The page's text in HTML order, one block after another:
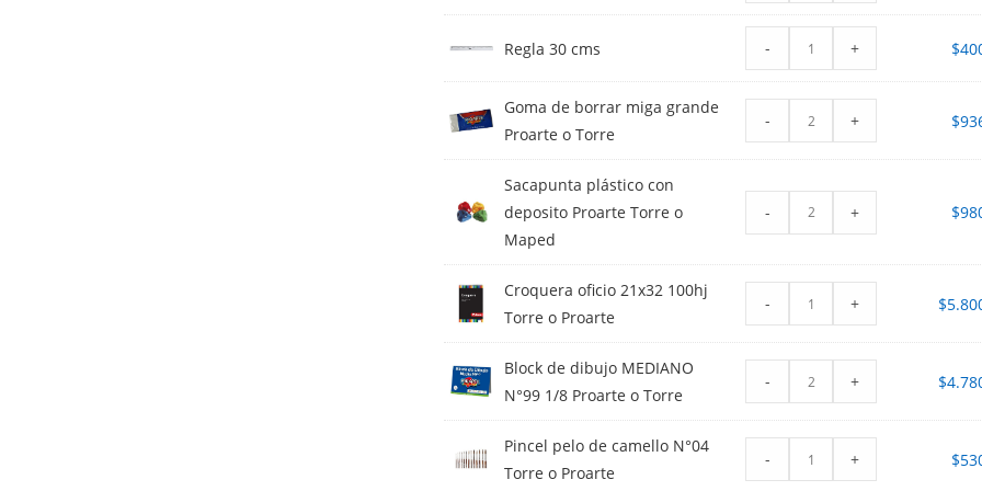
Regla 30 cms - + $
Goma de borrar miga grande
Proarte o Torre
- + $
Sacapunta plástico con
deposito Proarte Torre o
Maped
- + $
Croquera oficio 21x32 100hj
Torre o Proarte
- + $
Block de dibujo MEDIANO
N°99 1/8 Proarte o Torre
- + $
Pincel pelo de camello N°04
Torre o Proarte
- + $